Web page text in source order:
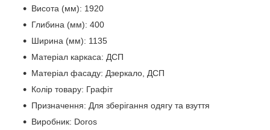
Висота (мм): 1920
Глибина (мм): 400
Ширина (мм): 1135
Матеріал каркаса: ДСП
Матеріал фасаду: Дзеркало, ДСП
Колір товару: Графіт
Призначення: Для зберігання одягу та взуття
Виробник: Doros